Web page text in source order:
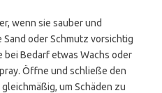
wenn sie sauber und
oder Schmutz vorsichtig
Bedarf etwas Wachs oder
Öffne und schließe den
um Schäden zu